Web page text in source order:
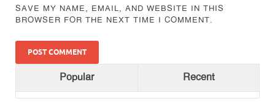
SAVE MY NAME, EMAIL, AND WEBSITE IN THIS
BROWSER FOR THE NEXT TIME I COMMENT.
Popular Recent